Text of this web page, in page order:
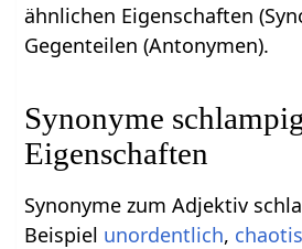
ähnlichen Eigenschaften
Gegenteilen (Antonymen).
Synonyme
Eigenschaften
Synonyme zum Adjektiv
Beispiel unordentlich,